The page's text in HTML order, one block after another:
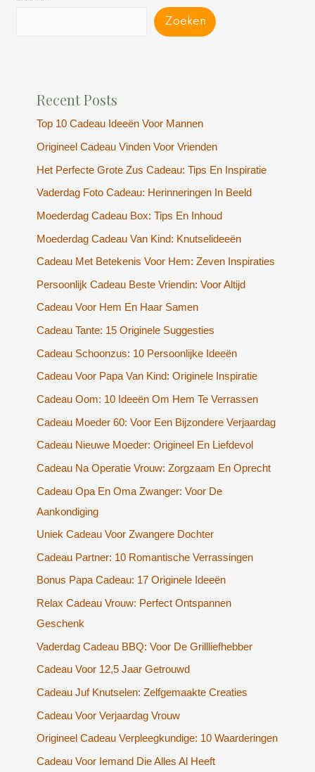
Zoeken
Recent Posts
Top 10 Cadeau Ideeën Voor Mannen
Origineel Cadeau Vinden Voor Vrienden
Het Perfecte Grote Zus Cadeau: Tips En Inspiratie
Vaderdag Foto Cadeau: Herinneringen In Beeld
Moederdag Cadeau Box: Tips En Inhoud
Moederdag Cadeau Van Kind: Knutselideeën
Cadeau Met Betekenis Voor Hem: Zeven Inspiraties
Persoonlijk Cadeau Beste Vriendin: Voor Altijd
Cadeau Voor Hem En Haar Samen
Cadeau Tante: 15 Originele Suggesties
Cadeau Schoonzus: 10 Persoonlijke Ideeën
Cadeau Voor Papa Van Kind: Originele Inspiratie
Cadeau Oom: 10 Ideeën Om Hem Te Verrassen
Cadeau Moeder 60: Voor Een Bijzondere Verjaardag
Cadeau Nieuwe Moeder: Origineel En Liefdevol
Cadeau Na Operatie Vrouw: Zorgzaam En Oprecht
Cadeau Opa En Oma Zwanger: Voor De
Aankondiging
Uniek Cadeau Voor Zwangere Dochter
Cadeau Partner: 10 Romantische Verrassingen
Bonus Papa Cadeau: 17 Originele Ideeën
Relax Cadeau Vrouw: Perfect Ontspannen
Geschenk
Vaderdag Cadeau BBQ: Voor De Grillliefhebber
Cadeau Voor 12,5 Jaar Getrouwd
Cadeau Juf Knutselen: Zelfgemaakte Creaties
Cadeau Voor Verjaardag Vrouw
Origineel Cadeau Verpleegkundige: 10 Waarderingen
Cadeau Voor Iemand Die Alles Al Heeft